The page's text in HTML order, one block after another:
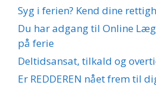
Syg i ferien? Kend dine
Du har adgang til Online
på ferie
Deltidsansat, tilkald og
Er REDDEREN nået frem til